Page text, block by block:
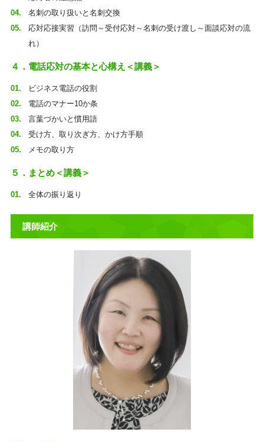
名刺の取り扱いと名刺交換
応対応接実習（訪問～受付応対～名刺の受け渡し～面談応対の流
れ）
４．電話応対の基本と心構え＜講義＞
ビジネス電話の役割
電話のマナー10か条
言葉づかいと慣用語
受け方、取り次ぎ方、かけ方手順
メモの取り方
５．まとめ＜講義＞
全体の振り返り
講師紹介